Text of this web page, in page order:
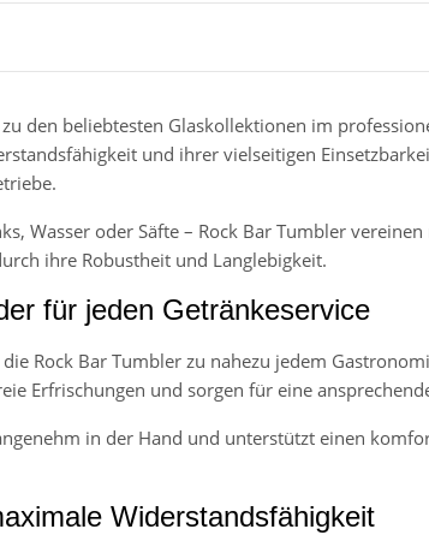
den beliebtesten Glaskollektionen im
und ihrer vielseitigen
Wasser oder Säfte – Rock Bar Tumbler
ihre Robustheit und Langlebigkeit.
für jeden Getränkeservice
Rock Bar Tumbler zu nahezu jedem
Erfrischungen und sorgen für eine
in der Hand und unterstützt einen
Widerstandsfähigkeit